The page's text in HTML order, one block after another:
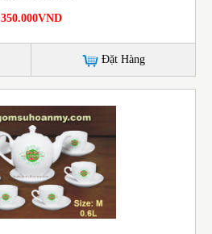
350.000VND
Đặt Hàng